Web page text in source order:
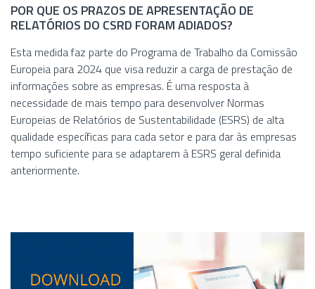
POR QUE OS PRAZOS DE APRESENTAÇÃO DE
RELATÓRIOS DO CSRD FORAM ADIADOS?
Esta medida faz parte do Programa de Trabalho da Comissão
Europeia para 2024 que visa reduzir a carga de prestação de
informações sobre as empresas. É uma resposta à
necessidade de mais tempo para desenvolver Normas
Europeias de Relatórios de Sustentabilidade (ESRS) de alta
qualidade específicas para cada setor e para dar às empresas
tempo suficiente para se adaptarem à ESRS geral definida
anteriormente.